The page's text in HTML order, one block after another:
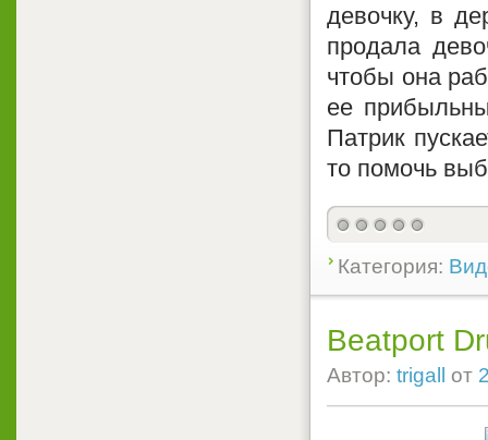
девочку, в
продала
чтобы она
ее
Патрик
то помочь
Категория:
Beatport
Автор: trigall от